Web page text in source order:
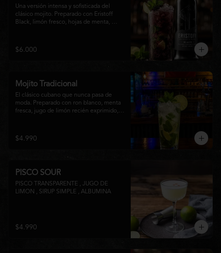
Una versión intensa y sofisticada del
clásico mojito. Preparado con Eristoff
Black, limón fresco, hojas de menta,
equilibrio perfecto entre frescura, dulzor
y un ligero toque cítrico, convirtiéndolo
$6.000
Mojito Tradicional
El clásico cubano que nunca pasa de
moda. Preparado con ron blanco, menta
fresca, jugo de limón recién exprimido,
aromático y perfectamente equilibrado,
ideal para disfrutar en cualquier ocasión.
$4.990
PISCO SOUR
PISCO TRANSPARENTE , JUGO DE
LIMON , SIRUP SIMPLE , ALBUMINA
$4.990